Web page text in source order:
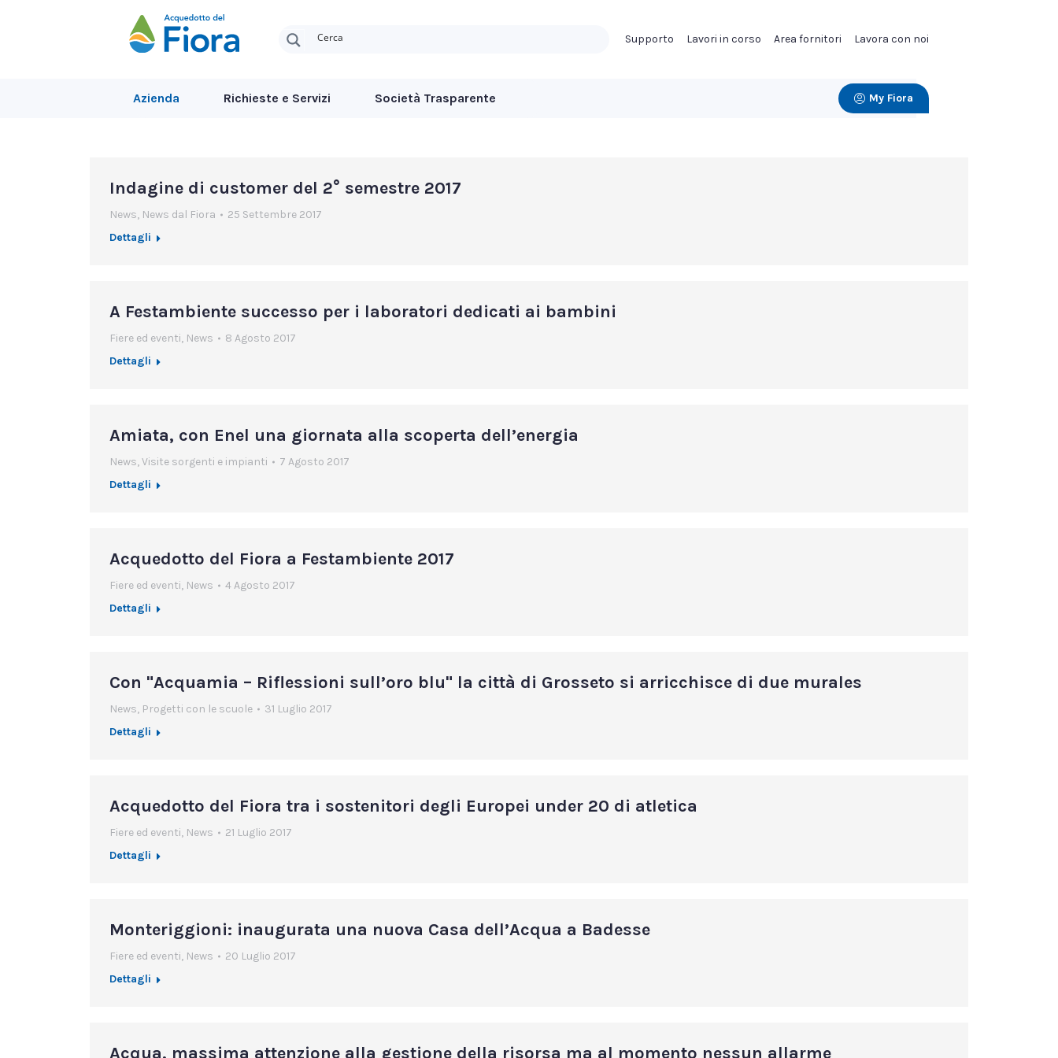
Supporto Lavori in corso Area fornitori Lavora con noi
Azienda Richieste e Servizi Società Trasparente My Fiora
Indagine di customer del 2° semestre 2017
News, News dal Fiora
25 Settembre 2017
Dettagli
A Festambiente successo per i laboratori dedicati ai bambini
Fiere ed eventi, News
8 Agosto 2017
Dettagli
Amiata, con Enel una giornata alla scoperta dell’energia
News,Visite sorgenti e impianti
7 Agosto 2017
Dettagli
Acquedotto del Fiora a Festambiente 2017
Fiere ed eventi, News
4 Agosto 2017
Dettagli
Con "Acquamia – Riflessioni sull’oro blu" la città di Grosseto si arricchisce di due murales
News, Progetti con le scuole
31 Luglio 2017
Dettagli
Acquedotto del Fiora tra i sostenitori degli Europei under 20 di atletica
Fiere ed eventi, News
21 Luglio 2017
Dettagli
Monteriggioni: inaugurata una nuova Casa dell’Acqua a Badesse
Fiere ed eventi, News
20 Luglio 2017
Dettagli
Acqua, massima attenzione alla gestione della risorsa ma al momento nessun allarme